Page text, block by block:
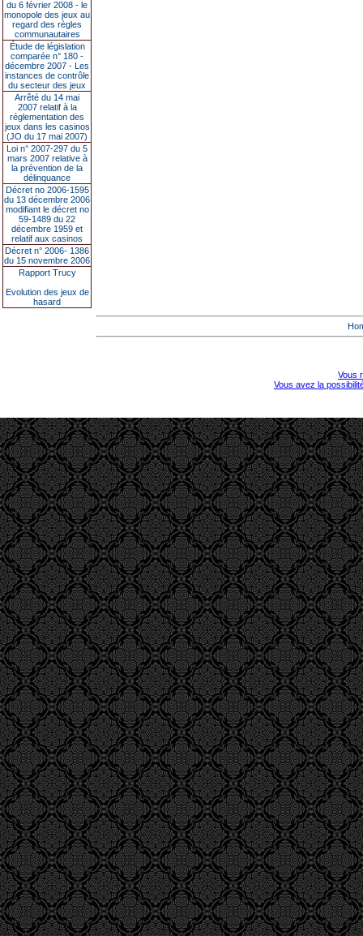
du 6 février 2008 - le
monopole des jeux au
regard des règles
communautaires
Étude de législation
comparée n° 180 -
décembre 2007 - Les
instances de contrôle
du secteur des jeux
Arrêté du 14 mai
2007 relatif à la
réglementation des
jeux dans les casinos
(JO du 17 mai 2007)
Loi n° 2007-297 du 5
mars 2007 relative à
la prévention de la
délinquance
Décret no 2006-1595
du 13 décembre 2006
modifiant le décret no
59-1489 du 22
décembre 1959 et
relatif aux casinos
Décret n° 2006- 1386
du 15 novembre 2006
Rapport Trucy
Evolution des jeux de
hasard
Vous
Vous avez la